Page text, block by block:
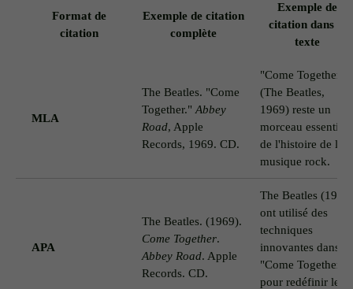
Format de
citation
Exemple de citation
complète
Exemple de
citation dans le
texte
MLA
The Beatles. "Come
Together." Abbey
Road, Apple
Records, 1969. CD.
"Come Together"
(The Beatles,
1969) reste un
morceau essentiel
de l'histoire de la
musique rock.
APA
The Beatles. (1969).
Come Together.
Abbey Road. Apple
Records. CD.
The Beatles (1969)
ont utilisé des
techniques
innovantes dans
"Come Together"
pour redéfinir le